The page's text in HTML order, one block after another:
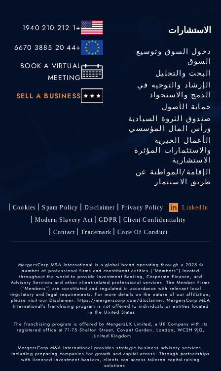
الاستشارات
دخول السوق وتوسيع
السوق
البحث والتحليل
الإرشاد والتوجيه في
الدمج والاستحواذ
حماية الأصول
صندوق الثروة السيادية
ورأس المال المؤسسي
الأعمال الخيرية
والاستثمارات المؤثرة
الاستشارية
الإقامة/المواطنة عن
طريق الاستثمار
+1 212 210 1940
+44 20 3885 6670
BOOK A VIRTUAL
MEETING
SELL A BUSINESS
LinkedIn
Privacy Policy
Disclaimer
Spam Policy
Cookies
Client Confidentiality
GDPR
Modern Slavery Act
Code Of Conduct
Trademark
Contact
© 2025 MergersCorp M&A International is a global brand operating through a
number of professional firms and constituent entities (“Members”) located
throughout the world to provide Investment Banking, Corporate Finance, and
Advisory Services and other client-related professional services. The Member Firms
(“Members”) are constituted and regulated in accordance with relevant local
regulatory and legal requirements. For more details on the nature of our affiliation,
please visit our Disclaimer: https://mergerscorp.com/disclaimer. MergersCorp M&A
International's franchising program is not offered to individuals or entities located
in the United States.
The franchising program is offered by MergersUK Limited, a UK Company with its
registered office at 71-75 Shelton Street, Covent Garden, London, WC2H 9JQ,
United Kingdom.
MergersCorp M&A International provides strategic business advisory services,
including preparing companies for growth and capital access. Through partnerships
with licensed investment bankers, clients can access tailored capital-raising
solutions.